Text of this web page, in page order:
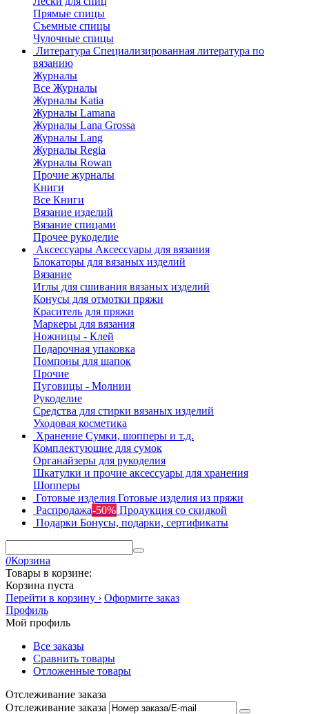
Прямые спицы
Съемные спицы
Чулочные спицы
Литература Специализированная литература по
вязанию
Журналы
Все Журналы
Журналы Katia
Журналы Lamana
Журналы Lana Grossa
Журналы Lang
Журналы Regia
Журналы Rowan
Прочие журналы
Книги
Все Книги
Вязание изделий
Вязание спицами
Прочее рукоделие
Аксессуары Аксессуары для вязания
Блокаторы для вязаных изделий
Вязание
Иглы для сшивания вязаных изделий
Конусы для отмотки пряжи
Краситель для пряжи
Маркеры для вязания
Ножницы - Клей
Подарочная упаковка
Помпоны для шапок
Прочие
Пуговицы - Молнии
Рукоделие
Средства для стирки вязаных изделий
Уходовая косметика
Хранение Сумки, шопперы и т.д.
Комплектующие для сумок
Органайзеры для рукоделия
Шкатулки и прочие аксессуары для хранения
Шопперы
Готовые изделия Готовые изделия из пряжи
Распродажа-50% Продукция со скидкой
Подарки Бонусы, подарки, сертификаты
0Корзина
Товары в корзине:
Корзина пуста
Перейти в корзину › Оформите заказ
Профиль
Мой профиль
Все заказы
Сравнить товары
Отложенные товары
Отслеживание заказа
Отслеживание заказа